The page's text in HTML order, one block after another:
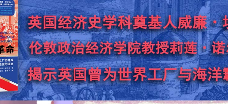
搜索 分类 购物车